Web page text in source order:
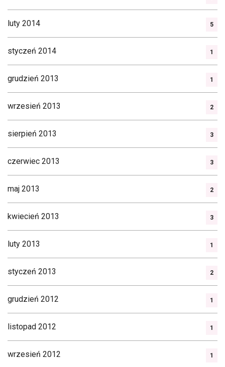
luty 2014 5
styczeń 2014 1
grudzień 2013 1
wrzesień 2013 2
sierpień 2013 3
czerwiec 2013 3
maj 2013 2
kwiecień 2013 3
luty 2013 1
styczeń 2013 2
grudzień 2012 1
listopad 2012 1
wrzesień 2012 1